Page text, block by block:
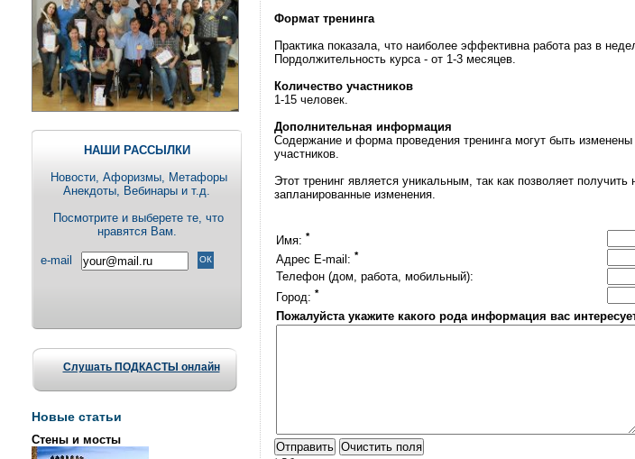
НАШИ РАССЫЛКИ
Новости, Aфоризмы, Метафоры
Анекдоты, Вебинары и т.д.
Посмотрите и выберете те, что
нравятся Вам.
e-mail
Слушать ПОДКАСТЫ онлайн
Новые статьи
Стены и мосты
Формат тренинга
Практика показала, что наиболее эффективна работа раз в
Пордолжительность курса - от 1-3 месяцев.
Количество участников
1-15 человек.
Дополнительная информация
Содержание и форма проведения тренинга могут быть изменены
участников.
Этот тренинг является уникальным, так как позволяет
запланированные изменения.
Имя: *
Адрес E-mail: *
Телефон (дом, работа, мобильный):
Город: *
Пожалуйста укажите какого рода информация вас